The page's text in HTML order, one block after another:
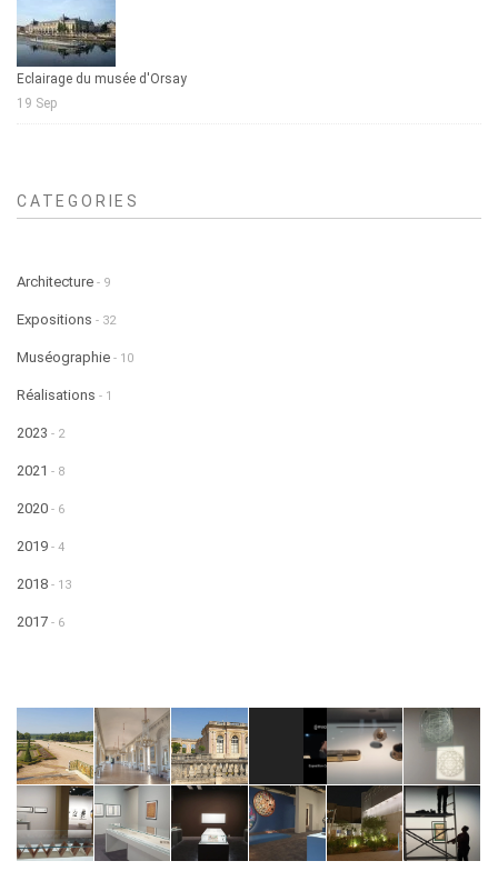
Eclairage du musée d'Orsay
19 Sep
CATEGORIES
Architecture - 9
Expositions - 32
Muséographie - 10
Réalisations - 1
2023 - 2
2021 - 8
2020 - 6
2019 - 4
2018 - 13
2017 - 6